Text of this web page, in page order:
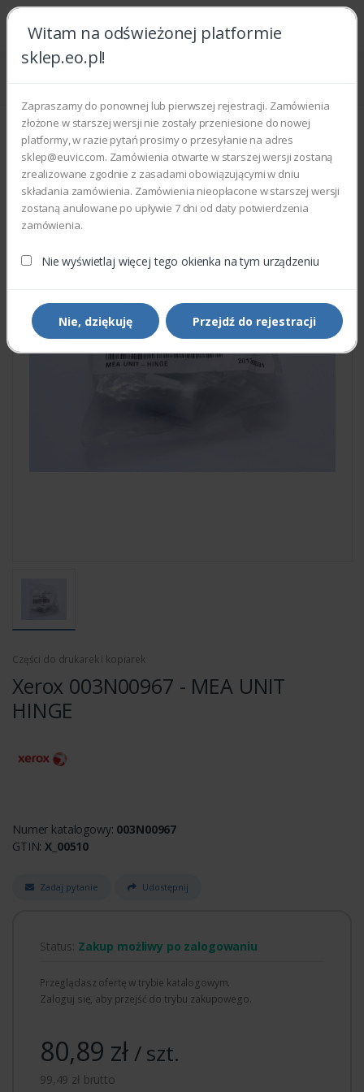
Witam na odświeżonej platformie
sklep.eo.pl!
Zapraszamy do ponownej lub pierwszej rejestracji. Zamówienia
złożone w starszej wersji nie zostały przeniesione do nowej
platformy, w razie pytań prosimy o przesyłanie na adres
sklep@euvic.com. Zamówienia otwarte w starszej wersji zostaną
zrealizowane zgodnie z zasadami obowiązującymi w dniu
składania zamówienia. Zamówienia nieopłacone w starszej wersji
zostaną anulowane po upływie 7 dni od daty potwierdzenia
zamówienia.
Nie wyświetlaj więcej tego okienka na tym urządzeniu
Nie, dziękuję Przejdź do rejestracji
Strona główna Części zamienne
Części do drukarek i kopiarek
Xerox 003N00967 - MEA UNIT
HINGE
Numer katalogowy: 003N00967
GTIN:X_00510
Zadaj pytanie Udostępnij
Status: Zakup możliwy po zalogowaniu
Przeglądasz ofertę w trybie katalogowym.
Zaloguj się, aby przejść do trybu zakupowego.
80,89 zł/ szt.
99,49 zł brutto